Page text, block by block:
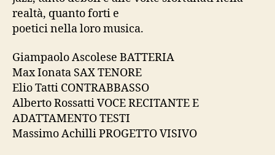
realtà, quanto forti e
poetici nella loro musica.
Giampaolo Ascolese BATTERIA
Max Ionata SAX TENORE
Elio Tatti CONTRABBASSO
Alberto Rossatti VOCE RECITANTE E
ADATTAMENTO TESTI
Massimo Achilli PROGETTO VISIVO